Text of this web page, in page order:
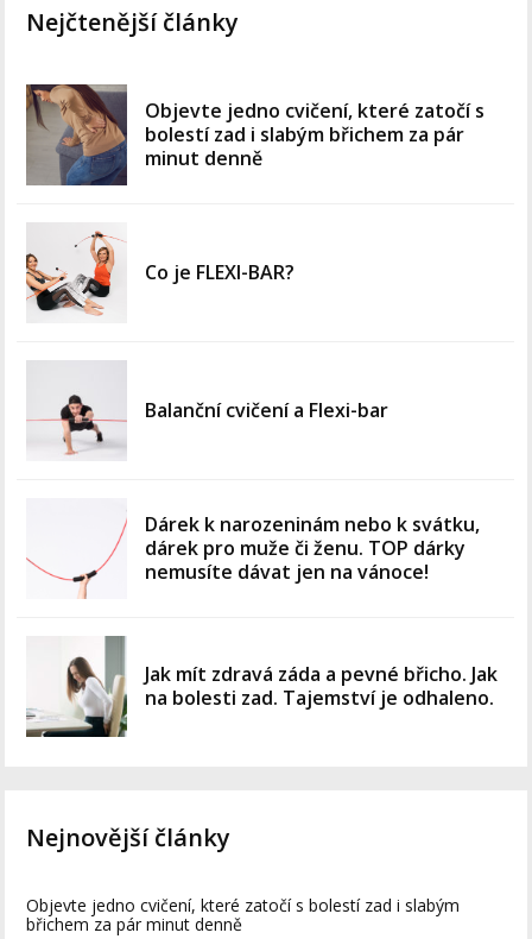
Nejčtenější články
Objevte jedno cvičení, které zatočí s
bolestí zad i slabým břichem za pár
minut denně
Co je FLEXI-BAR?
Balanční cvičení a Flexi-bar
Dárek k narozeninám nebo k svátku,
dárek pro muže či ženu. TOP dárky
nemusíte dávat jen na vánoce!
Jak mít zdravá záda a pevné břicho. Jak
na bolesti zad. Tajemství je odhaleno.
Nejnovější články
Objevte jedno cvičení, které zatočí s bolestí zad i slabým
břichem za pár minut denně